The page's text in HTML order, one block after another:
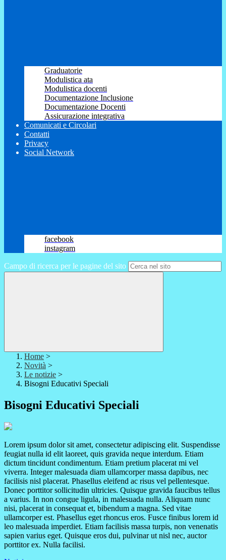
Graduatorie
Modulistica ata
Modulistica docenti
Documentazione Inclusione
Documentazione Docenti
Assicurazione integrativa
Comunicati e Circolari
Contatti
Privacy
Social Network
facebook
instagram
Campo di ricerca per le pagine del sito
Home >
Novità >
Le notizie >
Bisogni Educativi Speciali
Bisogni Educativi Speciali
Lorem ipsum dolor sit amet, consectetur adipiscing elit. Suspendisse
feugiat nulla id elit laoreet, quis gravida neque interdum. Etiam
dictum tincidunt condimentum. Etiam pretium placerat mi vel
viverra. Integer malesuada diam ullamcorper massa dapibus, nec
facilisis nisl placerat. Phasellus eleifend ac risus vel pellentesque.
Donec porttitor sollicitudin ultricies. Quisque gravida faucibus tellus
a varius. In non congue ligula, in malesuada nulla. Aliquam nunc
nisi, placerat in consequat et, bibendum a magna. Sed vitae
ullamcorper est. Phasellus eget rhoncus eros. Fusce finibus lorem id
leo malesuada imperdiet. Etiam facilisis massa turpis, non venenatis
sapien varius eget. Quisque eros dui, pulvinar ut nisl nec, auctor
porttitor ex. Nulla facilisi.